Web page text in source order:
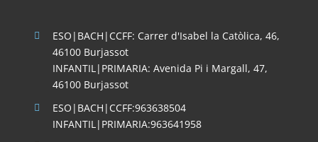
ESO|BACH|CCFF: Carrer d'Isabel la Catòlica, 46,
46100 Burjassot
INFANTIL|PRIMARIA: Avenida Pi i Margall, 47,
46100 Burjassot
ESO|BACH|CCFF:963638504
INFANTIL|PRIMARIA:963641958